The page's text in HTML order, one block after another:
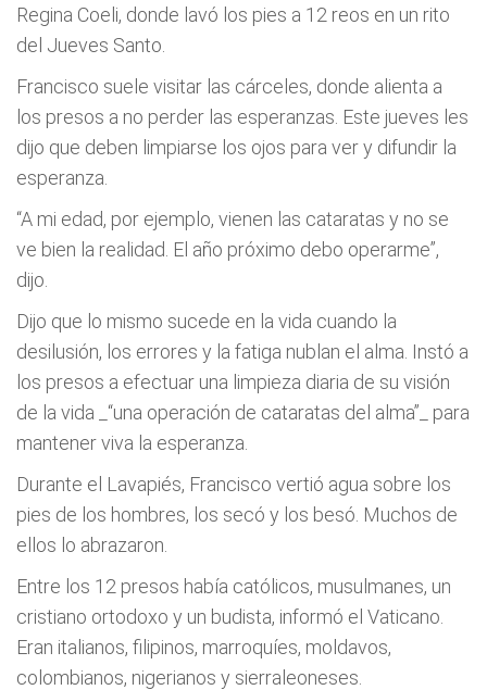
Regina Coeli, donde lavó los pies a 12 reos en un rito
del Jueves Santo.
Francisco suele visitar las cárceles, donde alienta a
los presos a no perder las esperanzas. Este jueves les
dijo que deben limpiarse los ojos para ver y difundir la
esperanza.
“A mi edad, por ejemplo, vienen las cataratas y no se
ve bien la realidad. El año próximo debo operarme”,
dijo.
Dijo que lo mismo sucede en la vida cuando la
desilusión, los errores y la fatiga nublan el alma. Instó a
los presos a efectuar una limpieza diaria de su visión
de la vida _“una operación de cataratas del alma”_ para
mantener viva la esperanza.
Durante el Lavapiés, Francisco vertió agua sobre los
pies de los hombres, los secó y los besó. Muchos de
ellos lo abrazaron.
Entre los 12 presos había católicos, musulmanes, un
cristiano ortodoxo y un budista, informó el Vaticano.
Eran italianos, filipinos, marroquíes, moldavos,
colombianos, nigerianos y sierraleoneses.